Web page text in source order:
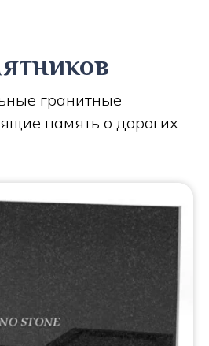
гранитные
память о дорогих